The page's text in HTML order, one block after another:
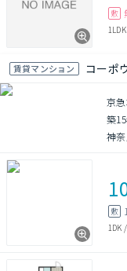
敷
1LDK
賃貸マンション コーポ
京
築
神
敷
1DK